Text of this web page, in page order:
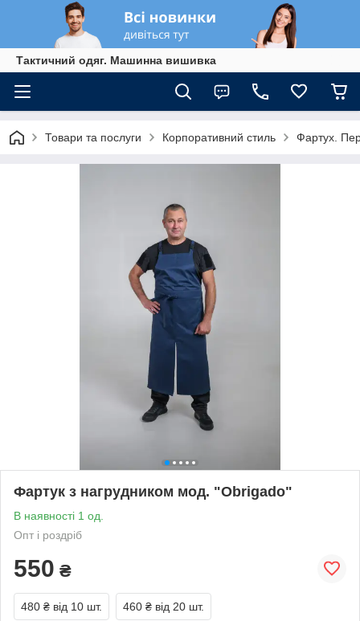
Тактичний одяг. Машинна вишивка
Товари та послуги Корпоративний стиль Фартух.
Фартук з нагрудником мод. "Оbrigado"
В наявності 1 од.
Опт і роздріб
550 ₴
480 ₴ від 10 шт. 460 ₴ від 20 шт.